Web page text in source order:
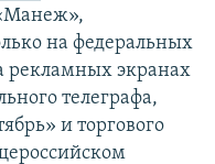
на федеральных
рекламных экранах
телеграфа,
и торгового